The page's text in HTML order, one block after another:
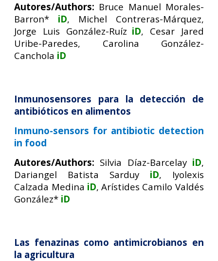
Autores/Authors: Bruce Manuel Morales-
Barron*
iD, Michel Contreras-Márquez,
Jorge Luis González-Ruíz iD, Cesar Jared
Uribe-Paredes, Carolina González-
Canchola iD
Inmunosensores para la detección de
antibióticos en alimentos
Inmuno-sensors for antibiotic detection
in food
Autores/Authors: Silvia Díaz-Barcelay iD,
Dariangel Batista Sarduy
iD, Iyolexis
Calzada Medina iD, Arístides Camilo Valdés
González* iD
Las fenazinas como antimicrobianos en
la agricultura